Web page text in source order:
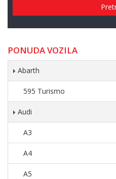
PONUDA VOZILA
Abarth
595 Turismo
Audi
A3
A4
A5